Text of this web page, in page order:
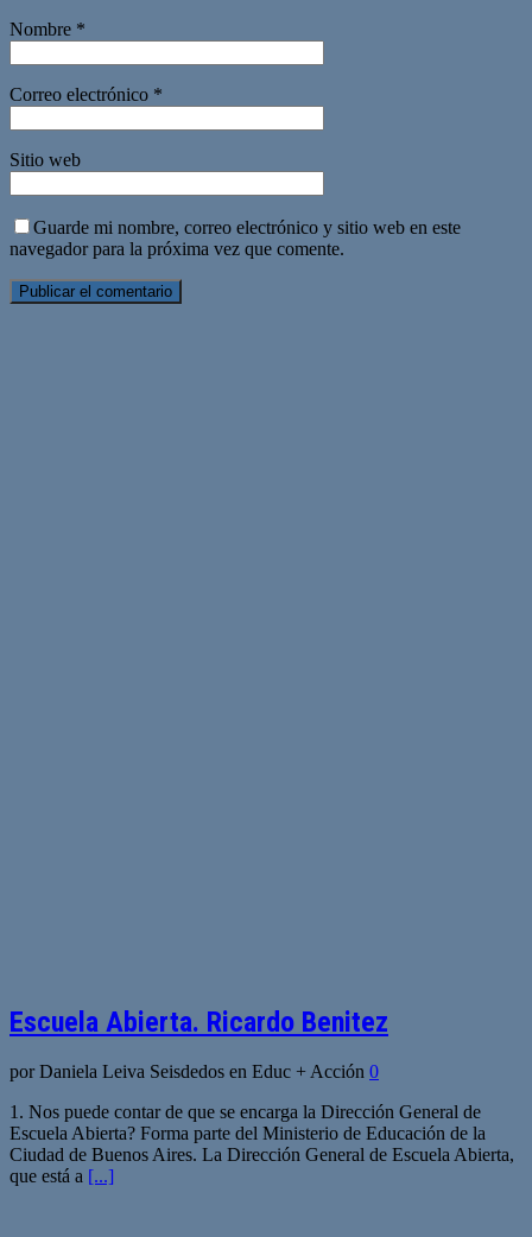
Nombre *
Correo electrónico *
Sitio web
Guarde mi nombre, correo electrónico y sitio web en este
navegador para la próxima vez que comente.
Escuela Abierta. Ricardo Benitez
por Daniela Leiva Seisdedos en Educ + Acción 0
1. Nos puede contar de que se encarga la Dirección General de
Escuela Abierta? Forma parte del Ministerio de Educación de la
Ciudad de Buenos Aires. La Dirección General de Escuela Abierta,
que está a [...]